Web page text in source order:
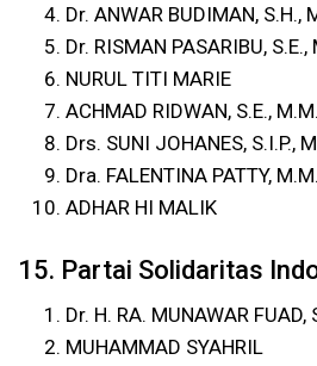
Dr. ANWAR BUDIMAN, S.H.,
Dr. RISMAN PASARIBU, S.E.,
NURUL TITI MARIE
ACHMAD RIDWAN, S.E., M.M.
Drs. SUNI JOHANES, S.I.P.,
Dra. FALENTINA PATTY, M.M.
ADHAR HI MALIK
15. Partai Solidaritas
Dr. H. RA. MUNAWAR FUAD,
MUHAMMAD SYAHRIL